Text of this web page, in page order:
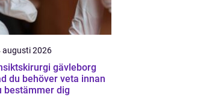
augusti 2026
gävleborg
du behöver veta innan
bestämmer dig